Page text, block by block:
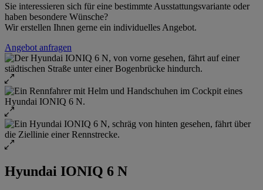
Sie interessieren sich für eine bestimmte Ausstattungsvariante oder
haben besondere Wünsche?
Wir erstellen Ihnen gerne ein individuelles Angebot.
Angebot anfragen
Hyundai IONIQ 6 N